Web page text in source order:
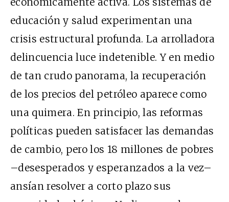
educación y salud experimentan una
crisis estructural profunda. La arrolladora
delincuencia luce indetenible. Y en medio
de tan crudo panorama, la recuperación
de los precios del petróleo aparece como
una quimera. En principio, las reformas
políticas pueden satisfacer las demandas
de cambio, pero los 18 millones de pobres
–desesperados y esperanzados a la vez–
ansían resolver a corto plazo sus